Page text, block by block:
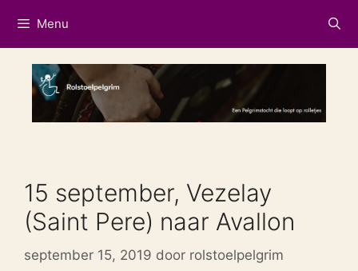
naar
de
inhoud
Menu
15 september, Vezelay
(Saint Pere) naar Avallon
september 15, 2019 door rolstoelpelgrim